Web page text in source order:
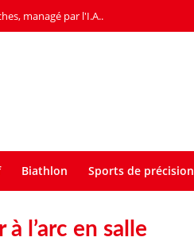
managé par l'I.A..
Biathlon Sports de précision
l’arc en salle